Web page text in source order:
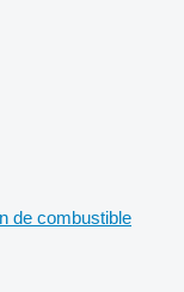
de combustible